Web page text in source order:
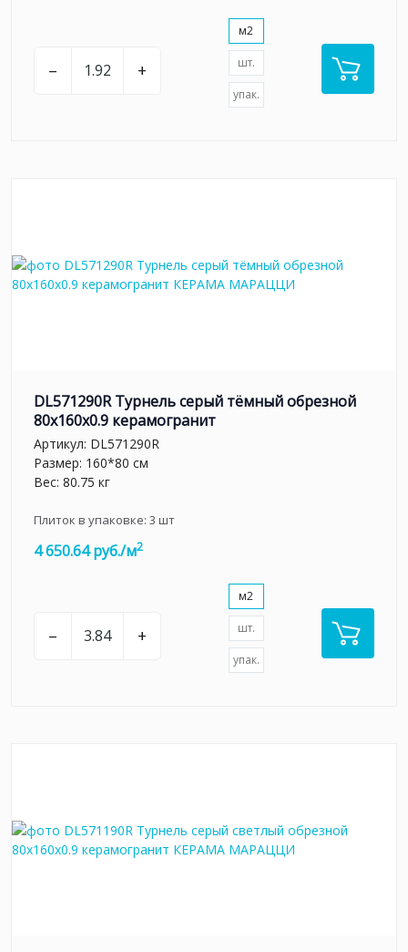
– +
м2
шт.
упак.
DL571290R Турнель серый тёмный обрезной
80x160x0.9 керамогранит
Артикул: DL571290R
Размер: 160*80 см
Вес: 80.75 кг
Плиток в упаковке: 3 шт
4 650.64 руб./м2
– +
м2
шт.
упак.